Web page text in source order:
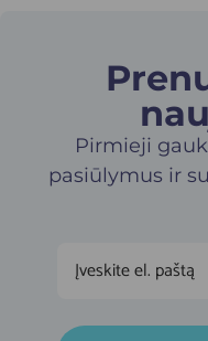
Pirmieji
pasiūlymus ir